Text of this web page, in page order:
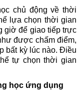
chủ động về thời
lựa chọn thời gian
giờ để giao tiếp trực
được chấm điểm,
bất kỳ lúc nào. Điều
tự chọn thời gian
học ứng dụng